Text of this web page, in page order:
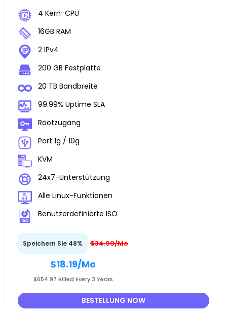
4 Kern-CPU
16GB RAM
2 IPv4
200 GB Festplatte
20 TB Bandbreite
99.99% Uptime SLA
Rootzugang
Port 1g / 10g
KVM
24x7-Unterstützung
Alle Linux-Funktionen
Benutzerdefinierte ISO
Speichern Sie 48% $34.99/Mo
$18.19/Mo
$654.97 Billed Every 3 Years
BESTELLUNG NOW